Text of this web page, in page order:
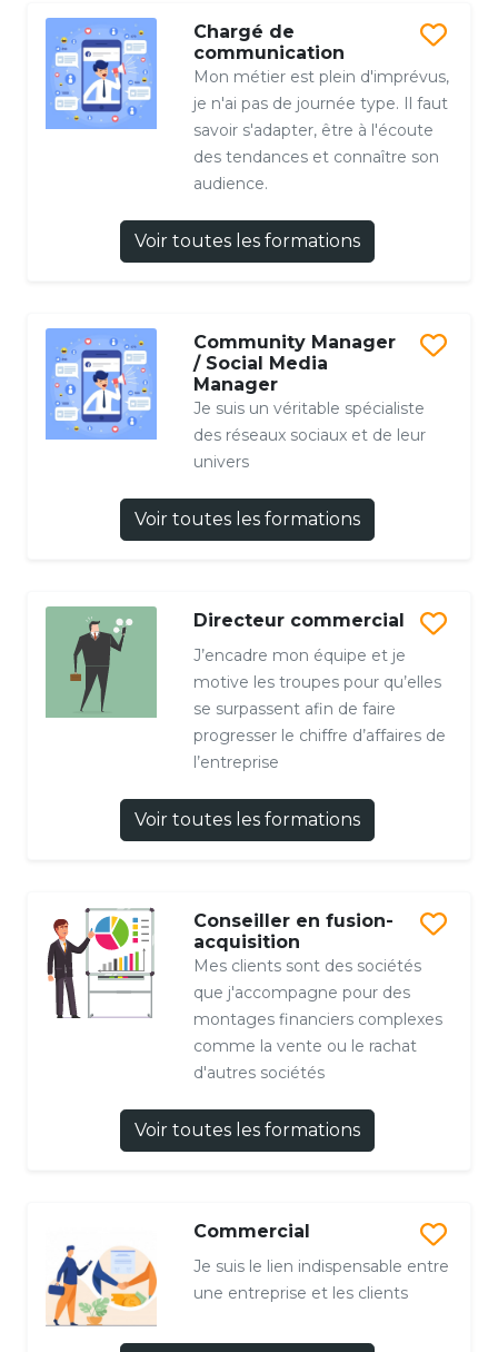
Chargé de
communication
Mon métier est plein d'imprévus,
je n'ai pas de journée type. Il faut
savoir s'adapter, être à l'écoute
des tendances et connaître son
audience.
Voir toutes les formations
Community Manager
/ Social Media
Manager
Je suis un véritable spécialiste
des réseaux sociaux et de leur
univers
Voir toutes les formations
Directeur commercial
J’encadre mon équipe et je
motive les troupes pour qu’elles
se surpassent afin de faire
progresser le chiffre d’affaires de
l’entreprise
Voir toutes les formations
Conseiller en fusion-
acquisition
Mes clients sont des sociétés
que j'accompagne pour des
montages financiers complexes
comme la vente ou le rachat
d'autres sociétés
Voir toutes les formations
Commercial
Je suis le lien indispensable entre
une entreprise et les clients